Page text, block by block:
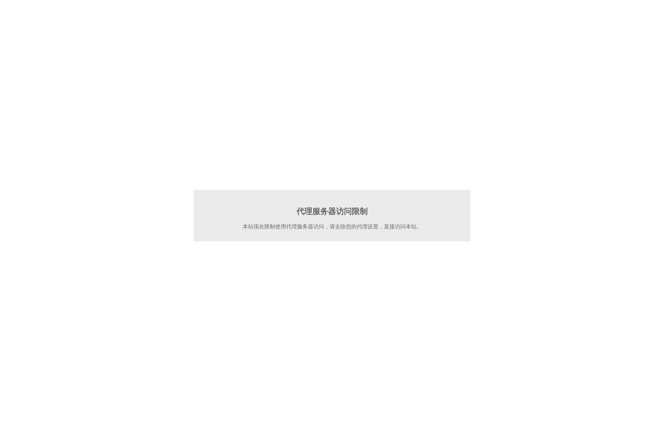
代理服务器访问限制
本站现在限制使用代理服务器访问，请去除您的代理设置，直接访问本站。